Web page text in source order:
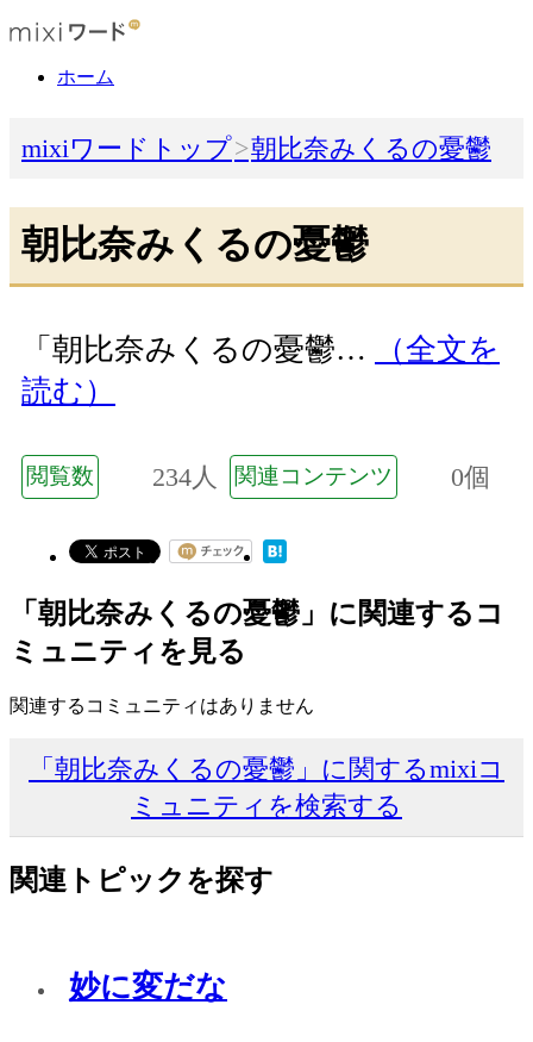
ホーム
mixiワードトップ 朝比奈みくるの憂鬱
朝比奈みくるの憂鬱
「朝比奈みくるの憂鬱…
（全文を
読む）
閲覧数 234人 関連コンテンツ 0個
「朝比奈みくるの憂鬱」に関連するコ
ミュニティを見る
関連するコミュニティはありません
「朝比奈みくるの憂鬱」に関するmixiコ
ミュニティを検索する
関連トピックを探す
妙に変だな